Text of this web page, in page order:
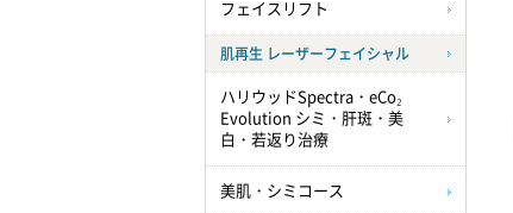
フェイスリフト
肌再生 レーザーフェイシャル
ハリウッドSpectra・eCo₂
Evolution シミ・肝斑・美
白・若返り治療
美肌・シミコース